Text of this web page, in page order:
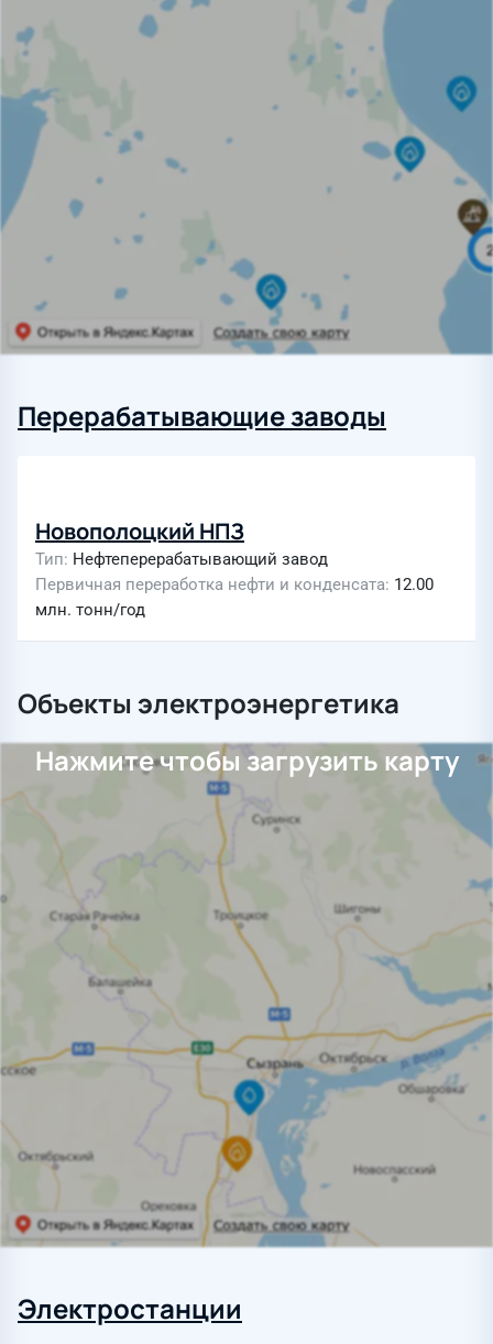
Перерабатывающие заводы
Новополоцкий НПЗ
Тип Нефтеперерабатывающий завод
Первичная переработка нефти и конденсата 12.00
млн. тонн/год
Объекты электроэнергетика
Нажмите чтобы загрузить карту
Электростанции